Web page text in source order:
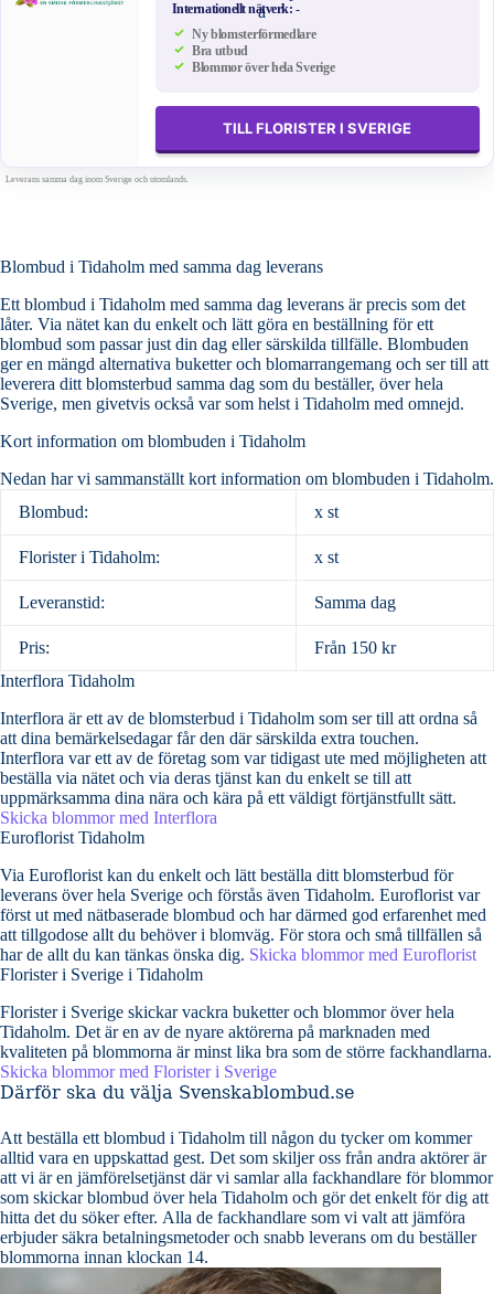
Internationellt nätverk: -
Ny blomsterförmedlare
Bra utbud
Blommor över hela Sverige
TILL FLORISTER I SVERIGE
Leverans samma dag inom Sverige och utomlands.
Blombud i Tidaholm med samma dag leverans
Ett blombud i Tidaholm med samma dag leverans är precis som det
låter. Via nätet kan du enkelt och lätt göra en beställning för ett
blombud som passar just din dag eller särskilda tillfälle. Blombuden
ger en mängd alternativa buketter och blomarrangemang och ser till att
leverera ditt blomsterbud samma dag som du beställer, över hela
Sverige, men givetvis också var som helst i Tidaholm med omnejd.
Kort information om blombuden i Tidaholm
Nedan har vi sammanställt kort information om blombuden i Tidaholm.
Blombud:
x st
Florister i Tidaholm: x st
Leveranstid: Samma dag
Pris:
Från 150 kr
Interflora Tidaholm
Interflora är ett av de blomsterbud i Tidaholm som ser till att ordna så
att dina bemärkelsedagar får den där särskilda extra touchen.
Interflora var ett av de företag som var tidigast ute med möjligheten att
beställa via nätet och via deras tjänst kan du enkelt se till att
uppmärksamma dina nära och kära på ett väldigt förtjänstfullt sätt.
Skicka blommor med Interflora
Euroflorist Tidaholm
Via Euroflorist kan du enkelt och lätt beställa ditt blomsterbud för
leverans över hela Sverige och förstås även Tidaholm. Euroflorist var
först ut med nätbaserade blombud och har därmed god erfarenhet med
att tillgodose allt du behöver i blomväg. För stora och små tillfällen så
har de allt du kan tänkas önska dig. Skicka blommor med Euroflorist
Florister i Sverige i Tidaholm
Florister i Sverige skickar vackra buketter och blommor över hela
Tidaholm. Det är en av de nyare aktörerna på marknaden med
kvaliteten på blommorna är minst lika bra som de större fackhandlarna.
Skicka blommor med Florister i Sverige
Därför ska du välja Svenskablombud.se
Att beställa ett blombud i Tidaholm till någon du tycker om kommer
alltid vara en uppskattad gest. Det som skiljer oss från andra aktörer är
att vi är en jämförelsetjänst där vi samlar alla fackhandlare för blommor
som skickar blombud över hela Tidaholm och gör det enkelt för dig att
hitta det du söker efter. Alla de fackhandlare som vi valt att jämföra
erbjuder säkra betalningsmetoder och snabb leverans om du beställer
blommorna innan klockan 14.